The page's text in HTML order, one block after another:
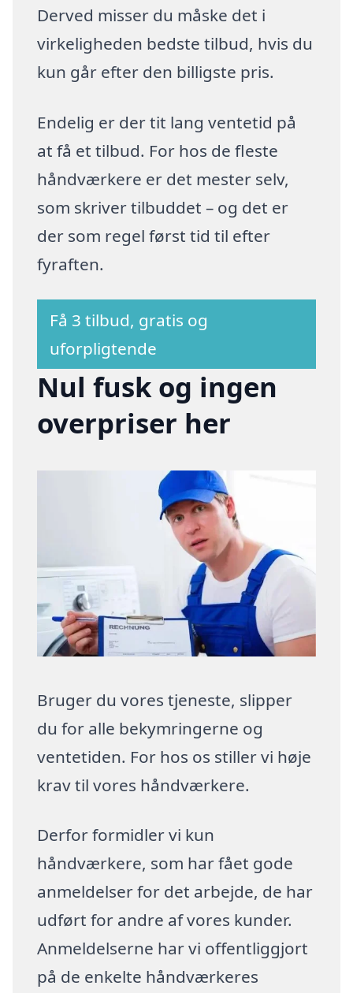
Derved misser du måske det i
virkeligheden bedste tilbud, hvis du
kun går efter den billigste pris.
Endelig er der tit lang ventetid på
at få et tilbud. For hos de fleste
håndværkere er det mester selv,
som skriver tilbuddet – og det er
der som regel først tid til efter
fyraften.
Få 3 tilbud, gratis og
uforpligtende
Nul fusk og ingen
overpriser her
Bruger du vores tjeneste, slipper
du for alle bekymringerne og
ventetiden. For hos os stiller vi høje
krav til vores håndværkere.
Derfor formidler vi kun
håndværkere, som har fået gode
anmeldelser for det arbejde, de har
udført for andre af vores kunder.
Anmeldelserne har vi offentliggjort
på de enkelte håndværkeres